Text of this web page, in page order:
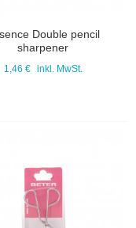
Double pencil
sharpener
1,46 € inkl. MwSt.